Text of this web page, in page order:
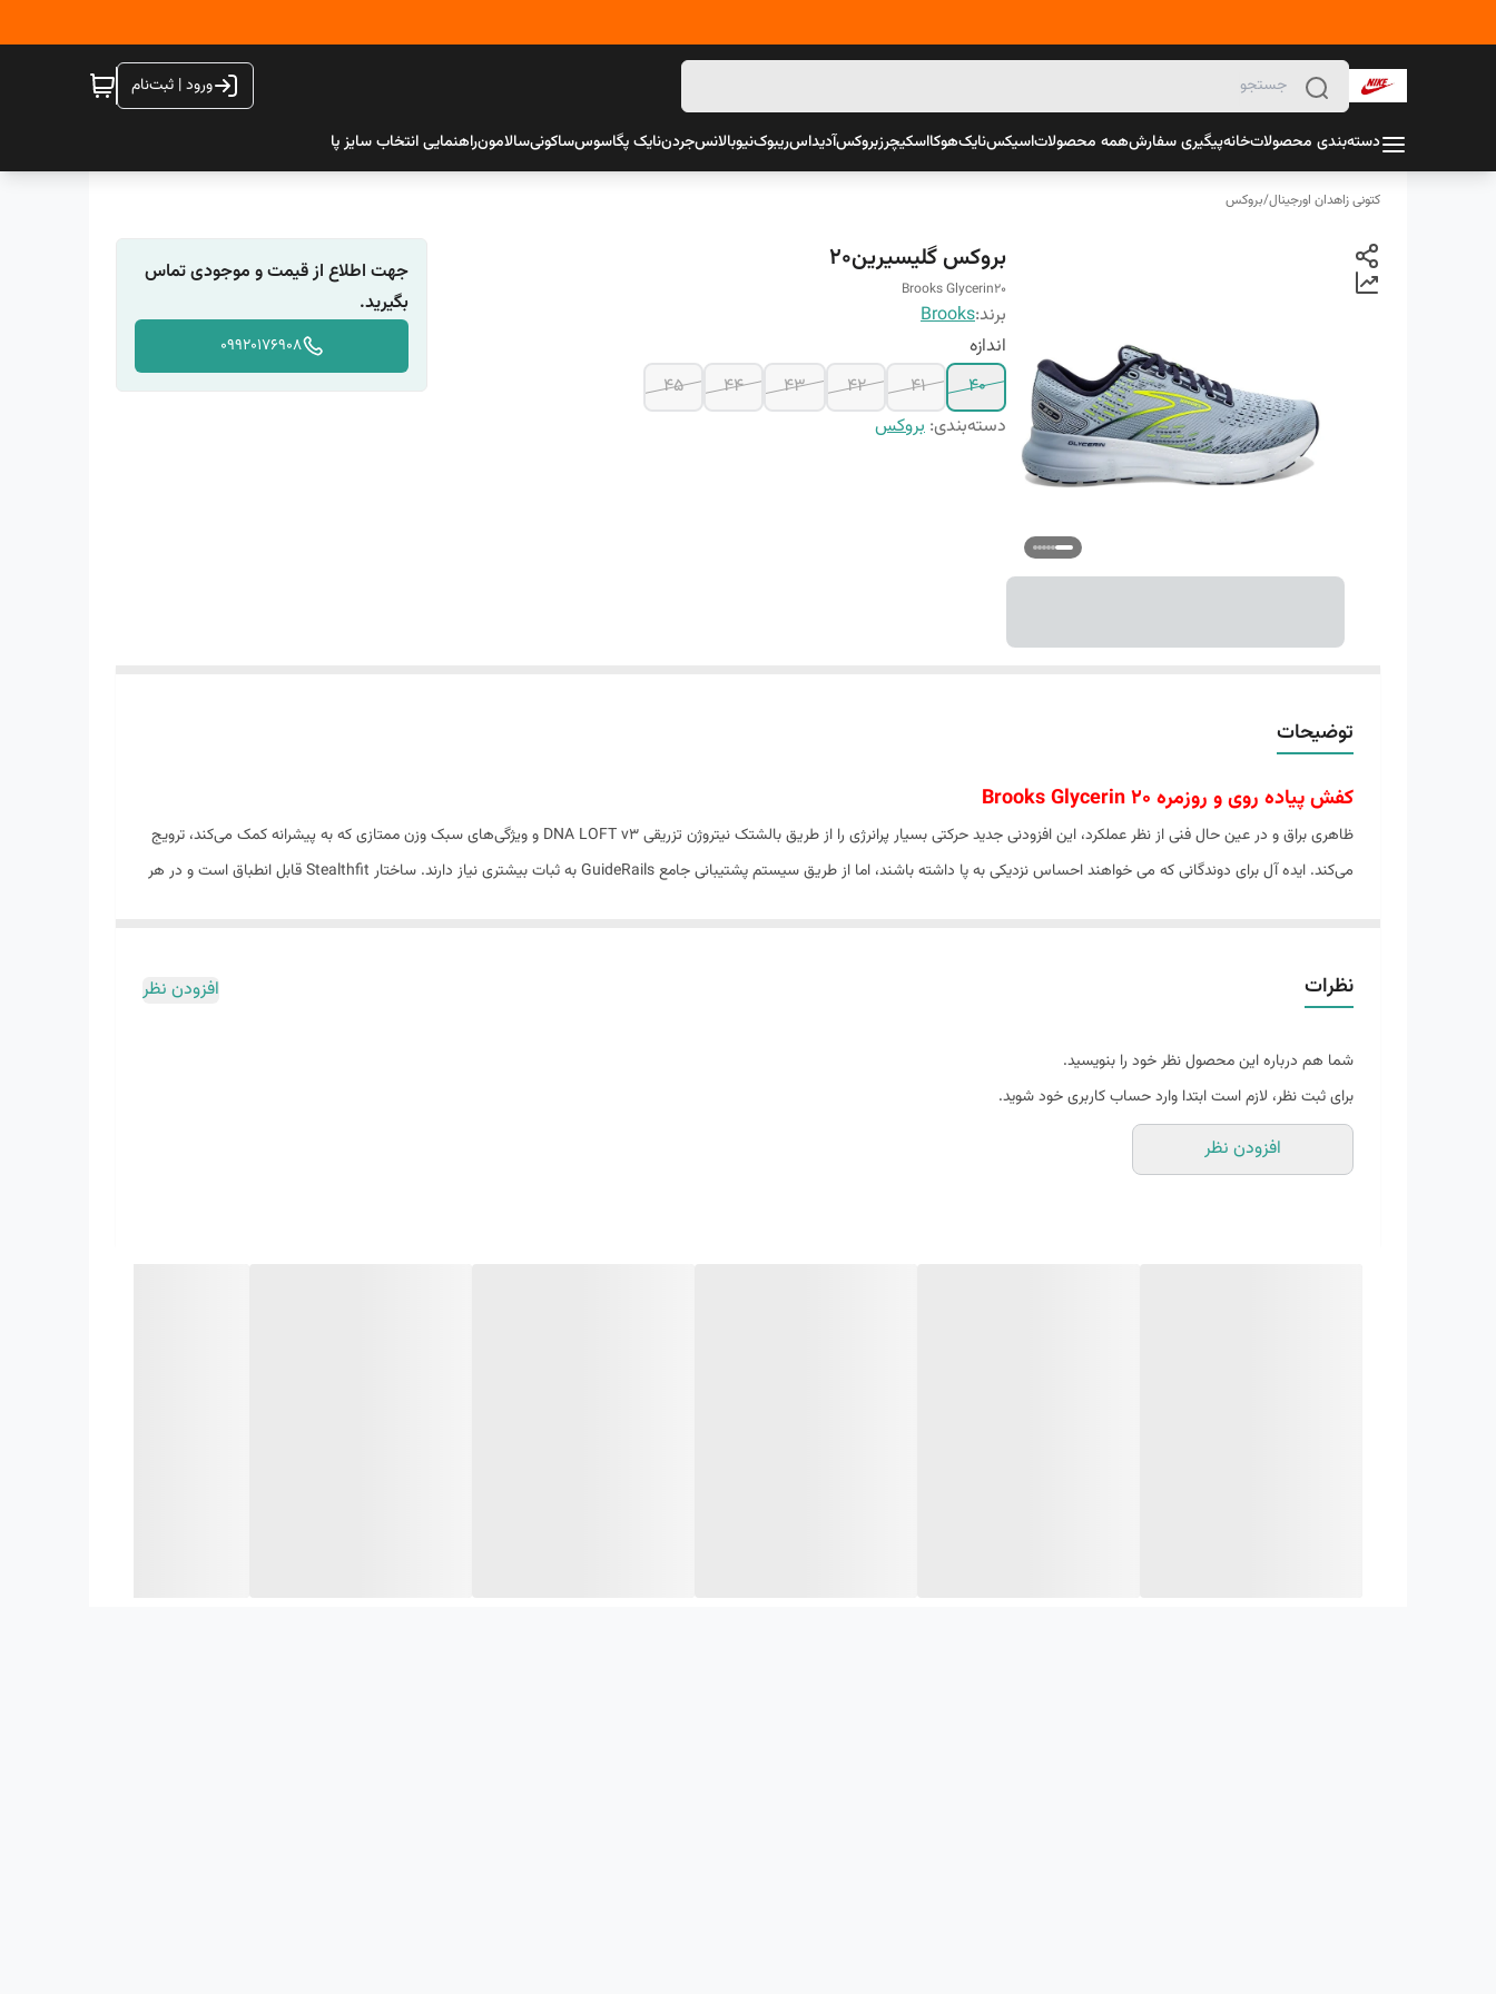
ورود | ثبت‌نام
دسته‌بندی محصولاتخانهپیگیری سفارشهمه محصولاتاسیکسنایکهوکااسکیچرزبروکسآدیداسریبوکنیوبالانسجردننایک پگاسوسساکونیسالامونراهنمایی انتخاب سایز پا
کتونی زاهدان اورجینال/بروکس
بروکس گلیسیرین20
Brooks Glycerin20
برند:Brooks
اندازه
40
41
42
43
44
45
دسته‌بندی: بروکس
جهت اطلاع از قیمت و موجودی تماس
بگیرید.
09920176908
توضیحات
کفش پیاده روی و روزمره Brooks Glycerin 20
ظاهری براق و در عین حال فنی از نظر عملکرد، این افزودنی جدید حرکتی بسیار پرانرژی را از طریق بالشتک نیتروژن تزریقی DNA LOFT v3 و ویژگی‌های سبک وزن ممتازی که به پیشرانه کمک می‌کند، ترویج
می‌کند. ایده آل برای دوندگانی که می خواهند احساس نزدیکی به پا داشته باشند، اما از طریق سیستم پشتیبانی جامع GuideRails به ثبات بیشتری نیاز دارند. ساختار Stealthfit قابل انطباق است و در هر
مقاوم در برابر سایش
قابلیت گردش هوا
زیره طبی
کاهش فشار های وارده
انعطاف پذیر
ویژگی های زیره
نظرات افزودن نظر
شما هم درباره این محصول نظر خود را بنویسید.
برای ثبت نظر، لازم است ابتدا وارد حساب کاربری خود شوید.
افزودن نظر